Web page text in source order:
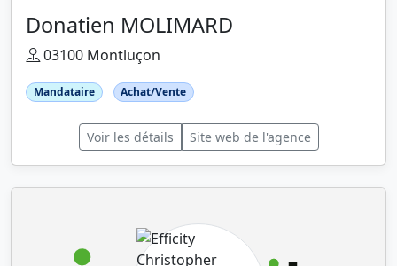
Donatien MOLIMARD
03100 Montluçon
Mandataire Achat/Vente
Voir les détails Site web de l'agence